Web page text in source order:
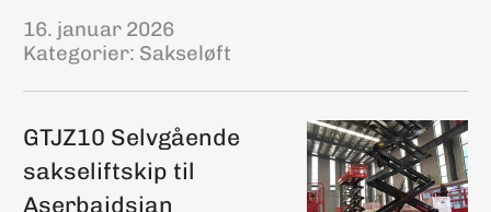
16. januar 2026
Kategorier: Sakseløft
GTJZ10 Selvgående
sakseliftskip til
Aserbajdsjan